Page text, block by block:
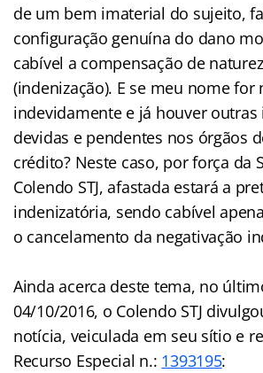
de um bem imaterial do sujeito,
configuração genuína do dano
cabível a compensação de
(indenização). E se meu nome for
indevidamente e já houver outras
devidas e pendentes nos órgãos
crédito? Neste caso, por força da
Colendo STJ, afastada estará a
indenizatória, sendo cabível
o cancelamento da negativação
Ainda acerca deste tema, no
04/10/2016, o Colendo STJ
notícia, veiculada em seu sítio e
Recurso Especial n.: 1393195: